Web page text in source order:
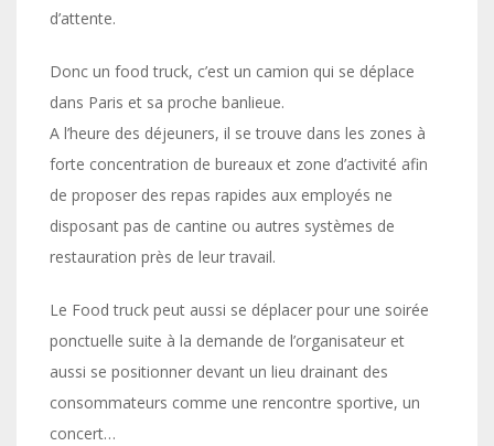
d’attente.
Donc un food truck, c’est un camion qui se déplace
dans Paris et sa proche banlieue.
A l’heure des déjeuners, il se trouve dans les zones à
forte concentration de bureaux et zone d’activité afin
de proposer des repas rapides aux employés ne
disposant pas de cantine ou autres systèmes de
restauration près de leur travail.
Le Food truck peut aussi se déplacer pour une soirée
ponctuelle suite à la demande de l’organisateur et
aussi se positionner devant un lieu drainant des
consommateurs comme une rencontre sportive, un
concert…